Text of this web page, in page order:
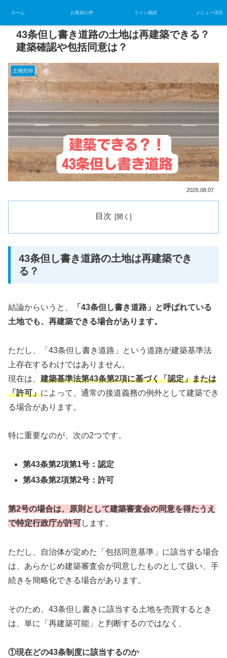
43条但し書き道路の土地は再建築できる？
建築確認や包括同意は？
土地売却
2026.08.07
目次
43条但し書き道路の土地は再建築でき
る？
結論からいうと、
「43条但し書き道路」と呼ばれている
土地でも、再建築できる場合があります。
ただし、「43条但し書き道路」という道路が建築基準法
上存在するわけではありません。
現在は、 建築基準法第43条第2項に基づく「認定」または
「許可」によって、通常の接道義務の例外として建築でき
る場合があります。
特に重要なのが、次の2つです。
第43条第2項第1号：認定
第43条第2項第2号：許可
第2号の場合は、原則として建築審査会の同意を得たうえ
で特定行政庁が許可します。
ただし、自治体が定めた「包括同意基準」に該当する場合
は、あらかじめ建築審査会が同意したものとして扱い、手
続きを簡略化できる場合があります。
そのため、43条但し書きに該当する土地を売買するとき
は、単に「再建築可能」と判断するのではなく、
①現在どの43条制度に該当するのか
ホーム お客様の声 ライン相談 メニュー項目